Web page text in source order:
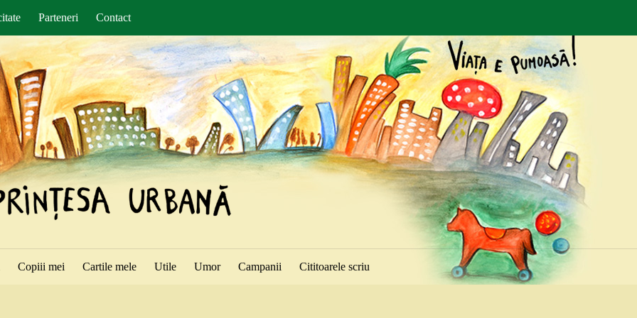
Parteneri Contact
Copiii mei Cartile mele Utile Umor Campanii Cititoarele scriu